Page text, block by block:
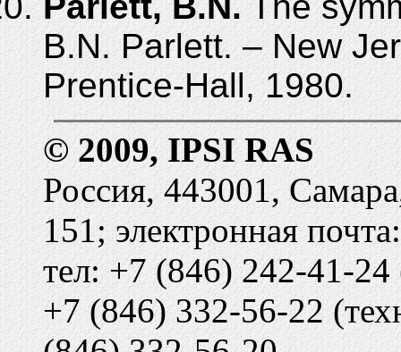
B.N. Par­lett. – New
Prentice-Hall, 1980.
© 2009, IPSI RAS
Россия, 443001,
151; электронная
тел: +7 (846) 242-41-24
+7 (846) 332-56-22